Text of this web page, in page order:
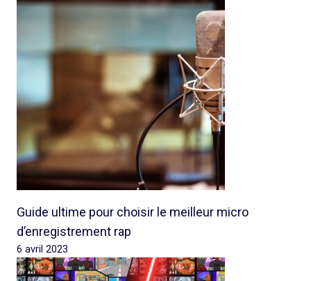
Guide ultime pour choisir le meilleur micro
d’enregistrement rap
6 avril 2023